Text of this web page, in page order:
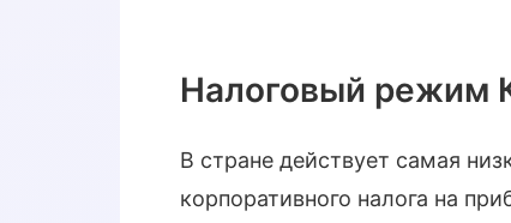
Налоговый режим
В стране действует самая
корпоративного налога на